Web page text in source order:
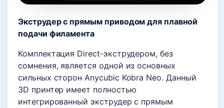
Экструдер с прямым приводомдля плавной
подачи филамента
Комплектация Direct-экструдером, без
сомнения, является одной из основных
сильных сторон Anycubic Kobra Neo. Данный
3D принтер имеет полностью
интегрированный экструдер с прямым